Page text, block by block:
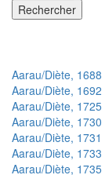
Rechercher
Aarau/Diète, 1688
Aarau/Diète, 1692
Aarau/Diète, 1725
Aarau/Diète, 1730
Aarau/Diète, 1731
Aarau/Diète, 1733
Aarau/Diète, 1735